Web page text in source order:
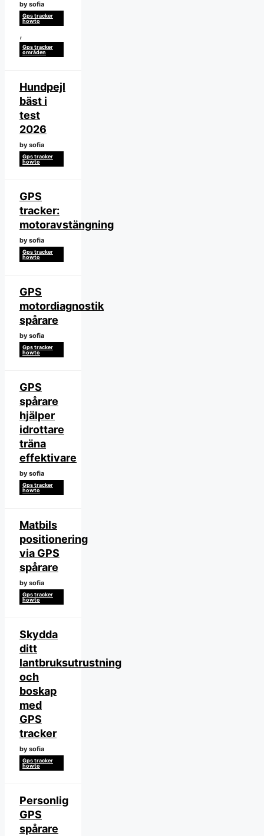
by sofia
Gps tracker
howto
,
Gps tracker
områden
Hundpejl
bäst i
test
2026
by sofia
Gps tracker
howto
GPS
tracker:
motoravstängning
by sofia
Gps tracker
howto
GPS
motordiagnostik
spårare
by sofia
Gps tracker
howto
GPS
spårare
hjälper
idrottare
träna
effektivare
by sofia
Gps tracker
howto
Matbils
positionering
via GPS
spårare
by sofia
Gps tracker
howto
Skydda
ditt
lantbruksutrustning
och
boskap
med
GPS
tracker
by sofia
Gps tracker
howto
Personlig
GPS
spårare